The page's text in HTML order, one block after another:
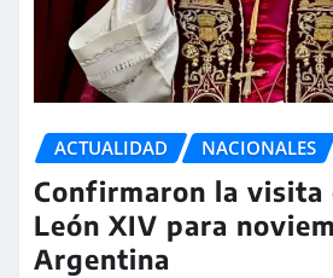
ACTUALIDAD NACIONALES
Confirmaron la visita
León XIV para
Argentina